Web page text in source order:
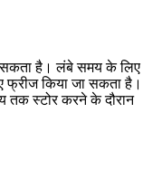
है। लंबे समय के लिए
फ्रीज किया जा सकता है।
तक स्टोर करने के दौरान